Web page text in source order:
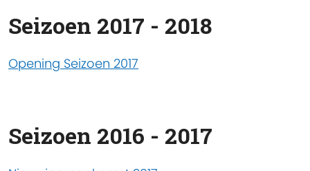
Seizoen 2017 - 2018
Opening Seizoen 2017
Seizoen 2016 - 2017